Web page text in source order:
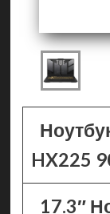
HX225
17.3″